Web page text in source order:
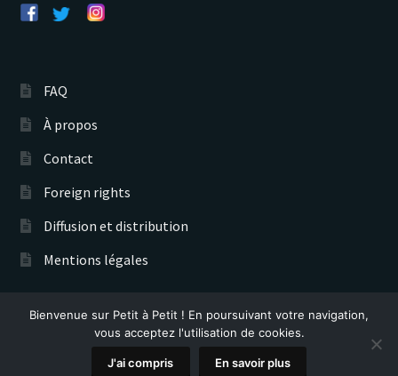
FAQ
À propos
Contact
Foreign rights
Diffusion et distribution
Mentions légales
Éditions Petit à Petit © 2026
Bienvenue sur Petit à Petit ! En poursuivant votre navigation,
vous acceptez l'utilisation de cookies.
J'ai compris En savoir plus